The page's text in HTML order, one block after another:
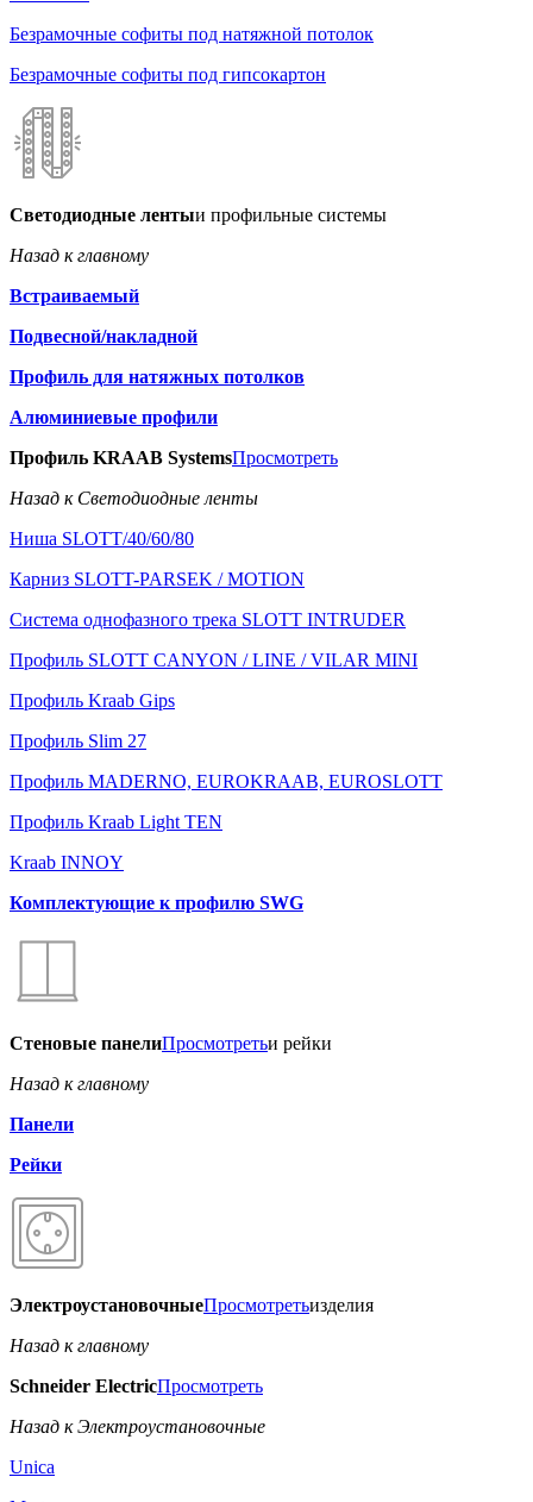
Безрамочные софиты под натяжной потолок
Безрамочные софиты под гипсокартон
Светодиодные лентыи профильные системы
Назад к главному
Встраиваемый
Подвесной/накладной
Профиль для натяжных потолков
Алюминиевые профили
Профиль KRAAB SystemsПросмотреть
Назад к Светодиодные ленты
Ниша SLOTT/40/60/80
Карниз SLOTT-PARSEK / MOTION
Система однофазного трека SLOTT INTRUDER
Профиль SLOTT CANYON / LINE / VILAR MINI
Профиль Kraab Gips
Профиль Slim 27
Профиль MADERNO, EUROKRAAB, EUROSLOTT
Профиль Kraab Light TEN
Kraab INNOY
Комплектующие к профилю SWG
Стеновые панелиПросмотретьи рейки
Назад к главному
Панели
Рейки
ЭлектроустановочныеПросмотретьизделия
Назад к главному
Schneider ElectricПросмотреть
Назад к Электроустановочные
Unica